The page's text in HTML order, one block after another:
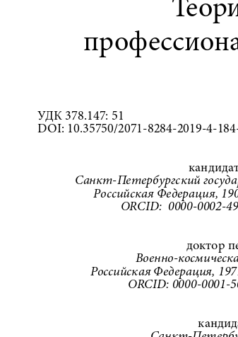
УДК 378.147: 51
DOI: 10.35750/2071-8284-2019-4-
Санкт-Петербургский
Российская Федерация,
ORCID:  0000-0002-
доктор
Военно-
Российская Федерация,
ORCID: 0000-0001-
Санкт-